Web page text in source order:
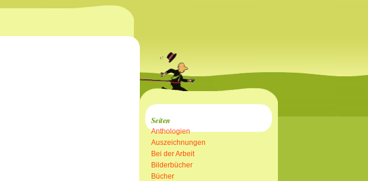
Seiten
Anthologien
Auszeichnungen
Bei der Arbeit
Bilderbücher
Bücher